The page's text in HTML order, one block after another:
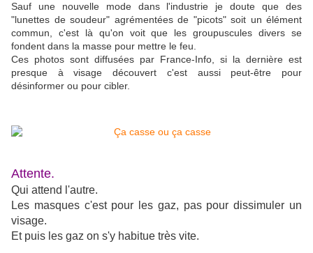
Sauf une nouvelle mode dans l'industrie je doute que des
"lunettes de soudeur" agrémentées de "picots" soit un élément
commun, c'est là qu'on voit que les groupuscules divers se
fondent dans la masse pour mettre le feu.
Ces photos sont diffusées par France-Info, si la dernière est
presque à visage découvert c'est aussi peut-être pour
désinformer ou pour cibler.
Attente.
Qui attend l'autre.
Les masques c'est pour les gaz, pas pour dissimuler un
visage.
Et puis les gaz on s'y habitue très vite.